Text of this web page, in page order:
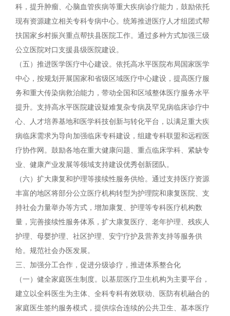
科，提升肿瘤、心脑血管疾病等重大疾病诊疗能力，鼓励依托
现有资源建立相关专科专病中心。统筹推进医疗人才组团式帮
扶国家乡村振兴重点帮扶县医院工作。通过多种方式加强三级
公立医院对口支援县级医院建设。
（五）推进医学医疗中心建设。依托高水平医院布局国家医学
中心，按规划开展国家和省级区域医疗中心建设，提高医疗服
务和重大传染病救治能力，带动全国和区域整体医疗服务水平
提升。支持高水平医院建设疑难复杂专病及罕见病临床诊疗中
心、人才培养基地和医学科技创新与转化平台，以满足重大疾
病临床需求为导向加强临床专科建设，组建专科联盟和远程医
疗协作网。鼓励各地在重大健康问题、重点临床学科、紧缺专
业、健康产业发展等领域支持建设优秀创新团队。
（六）扩大康复和护理等接续性服务供给。通过支持医疗资源
丰富的地区将部分公立医疗机构转型为护理院和康复医院、支
持社会力量举办等方式，增加康复、护理等专科医疗机构数
量，完善接续性服务体系，扩大康复医疗、老年护理、残疾人
护理、母婴护理、社区护理、安宁疗护及营养支持等服务供
给。规范社会办医发展。
三、加强分工合作，促进分级诊疗，推进体系整合化
（一）健全家庭医生制度。以基层医疗卫生机构为主要平台，
建立以全科医生为主体、全科专科有效联动、医防有机融合的
家庭医生签约服务模式，提供综合连续的公共卫生、基本医疗